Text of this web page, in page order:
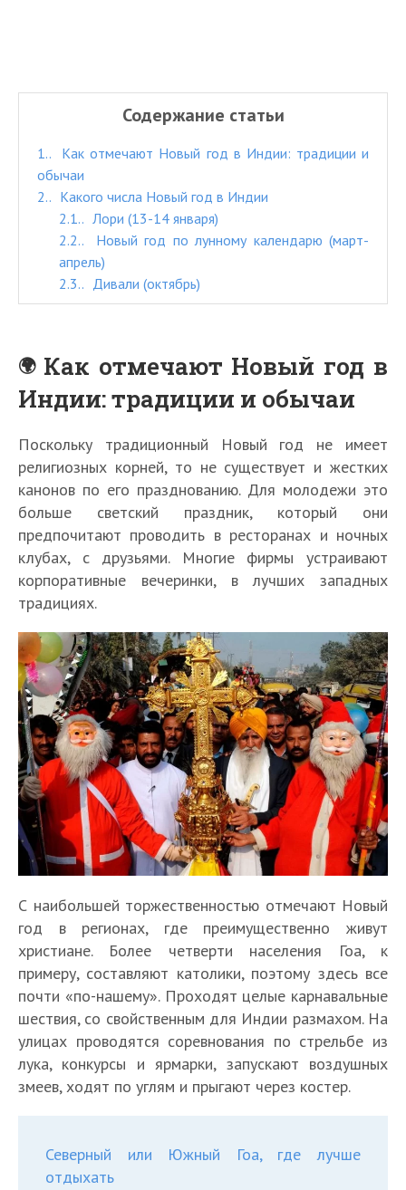
Содержание статьи
1.
Как отмечают Новый год в Индии: традиции и
обычаи
2.
Какого числа Новый год в Индии
2.1.
Лори (13-14 января)
2.2.
Новый год по лунному календарю (март-
апрель)
2.3.
Дивали (октябрь)
Как отмечают Новый год в
Индии: традиции и обычаи
Поскольку традиционный Новый год не имеет
религиозных корней, то не существует и жестких
канонов по его празднованию. Для молодежи это
больше светский праздник, который они
предпочитают проводить в ресторанах и ночных
клубах, с друзьями. Многие фирмы устраивают
корпоративные вечеринки, в лучших западных
традициях.
С наибольшей торжественностью отмечают Новый
год в регионах, где преимущественно живут
христиане. Более четверти населения Гоа, к
примеру, составляют католики, поэтому здесь все
почти «по-нашему». Проходят целые карнавальные
шествия, со свойственным для Индии размахом. На
улицах проводятся соревнования по стрельбе из
лука, конкурсы и ярмарки, запускают воздушных
змеев, ходят по углям и прыгают через костер.
Северный или Южный Гоа, где лучше
отдыхать